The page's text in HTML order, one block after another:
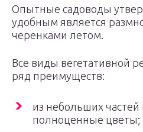
Опытные садоводы
удобным является
черенками летом.
Все виды вегетативной
ряд преимуществ:
из небольших
полноценные цветы;